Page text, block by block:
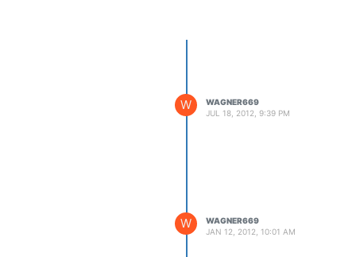
W
WAGNER669
JUL 18, 2012, 9:39 PM
W
WAGNER669
JAN 12, 2012, 10:01 AM